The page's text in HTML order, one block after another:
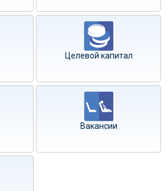
Целевой капитал
Вакансии